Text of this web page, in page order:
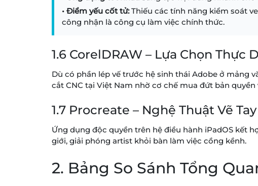
• Điểm yếu cốt tử:Thiếu các tính năng kiểm soát
công nhận là công cụ làm việc chính thức.
1.6 CorelDRAW – Lựa Chọn
Dù có phần lép vế trước hệ sinh thái Adobe ở mảng
cắt CNC tại Việt Nam nhờ cơ chế mua đứt bản
1.7 Procreate – Nghệ Thuật Vẽ
Ứng dụng độc quyền trên hệ điều hành iPadOS kết
giới, giải phóng artist khỏi bàn làm việc cồng kềnh.
2. Bảng So Sánh Tổng